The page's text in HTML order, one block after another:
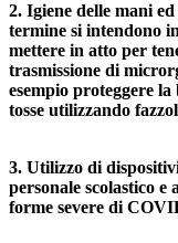
2. Igiene delle mani
termine si intendono
mettere in atto per
trasmissione di
esempio proteggere
tosse utilizzando
3. Utilizzo di
personale scolastico
forme severe di